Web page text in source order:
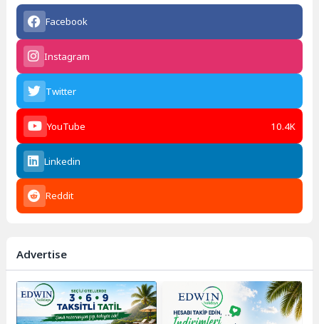
Facebook
Instagram
Twitter
YouTube 10.4K
Linkedin
Reddit
Advertise